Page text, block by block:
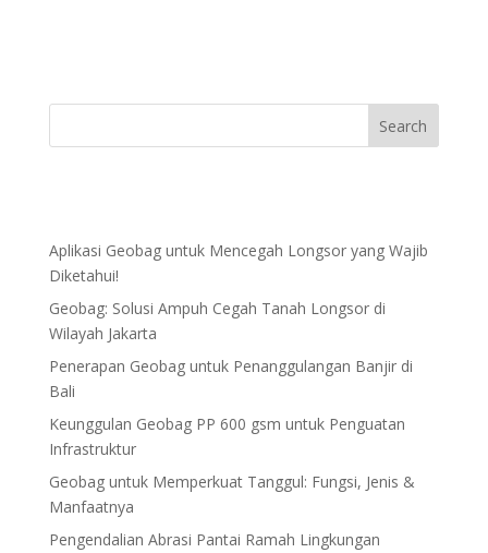
Aplikasi Geobag untuk Mencegah Longsor yang Wajib
Diketahui!
Geobag: Solusi Ampuh Cegah Tanah Longsor di
Wilayah Jakarta
Penerapan Geobag untuk Penanggulangan Banjir di
Bali
Keunggulan Geobag PP 600 gsm untuk Penguatan
Infrastruktur
Geobag untuk Memperkuat Tanggul: Fungsi, Jenis &
Manfaatnya
Pengendalian Abrasi Pantai Ramah Lingkungan